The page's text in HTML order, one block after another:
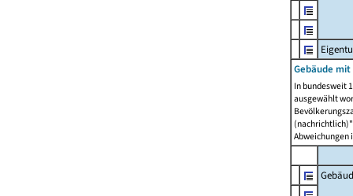
Gebäude
In bundesweit
ausgewählt
Abweichungen